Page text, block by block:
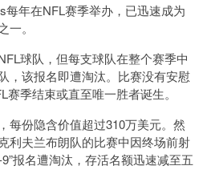
年在NFL赛季举办，已迅速成为
。
球队，但每支球队在整个赛季中
，该报名即遭淘汰。比赛没有安慰
季结束或直至唯一胜者诞生。
每份隐含价值超过310万美元。然
利夫兰布朗队的比赛中因终场前射
报名遭淘汰，存活名额迅速减至五